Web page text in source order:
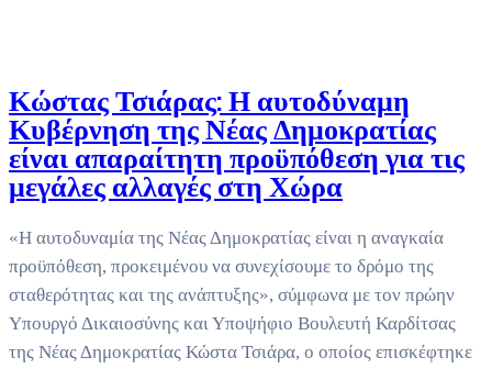
Κώστας Τσιάρας: Η αυτοδύναμη
Κυβέρνηση της Νέας Δημοκρατίας
είναι απαραίτητη προϋπόθεση για τις
μεγάλες αλλαγές στη Χώρα
«Η αυτοδυναμία της Νέας Δημοκρατίας είναι η αναγκαία
προϋπόθεση, προκειμένου να συνεχίσουμε το δρόμο της
σταθερότητας και της ανάπτυξης», σύμφωνα με τον πρώην
Υπουργό Δικαιοσύνης και Υποψήφιο Βουλευτή Καρδίτσας
της Νέας Δημοκρατίας Κώστα Τσιάρα, ο οποίος επισκέφτηκε